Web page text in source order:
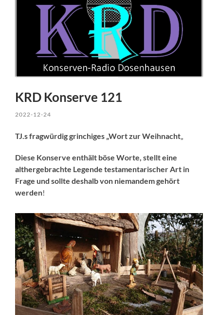
KRD Konserve 121
2022-12-24
TJ.s fragwürdig grinchiges „Wort zur Weihnacht„
Diese Konserve enthält böse Worte, stellt eine
althergebrachte Legende testamentarischer Art in
Frage und sollte deshalb von niemandem gehört
werden!